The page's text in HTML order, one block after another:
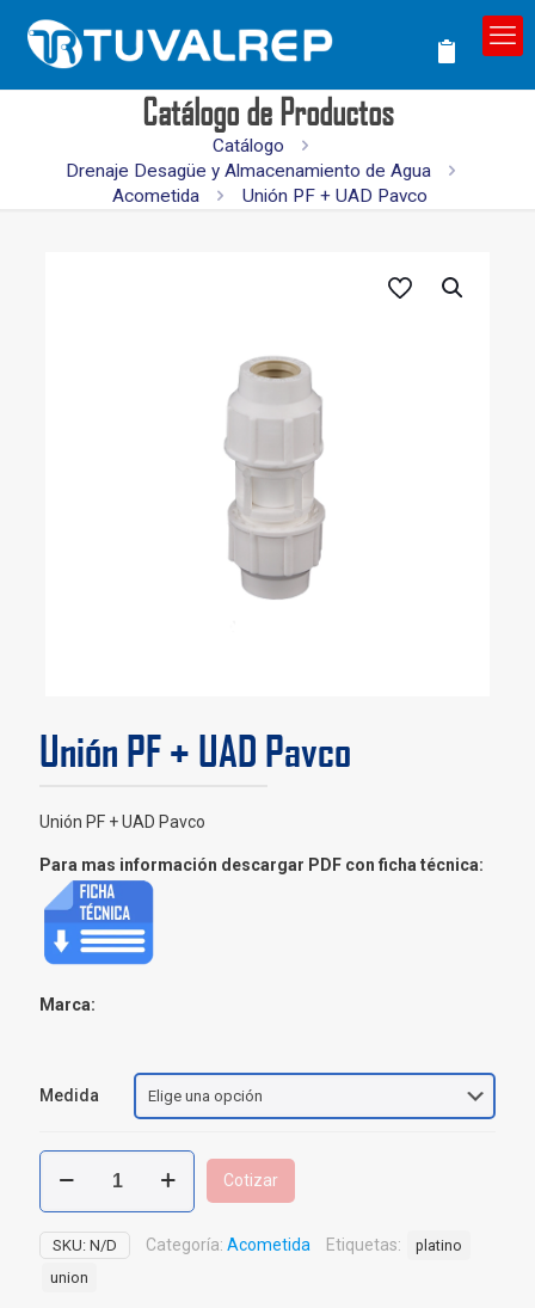
Catálogo de Productos
Catálogo
Drenaje Desagüe y Almacenamiento de Agua
Acometida
Unión PF + UAD Pavco
Unión PF + UAD Pavco
Unión PF + UAD Pavco
Para mas información descargar PDF con ficha técnica:
Marca:
Medida
Unión
+
UAD
Pavco
cantidad
Cotizar
SKU: N/D Categoría: Acometida Etiquetas:
platino
union